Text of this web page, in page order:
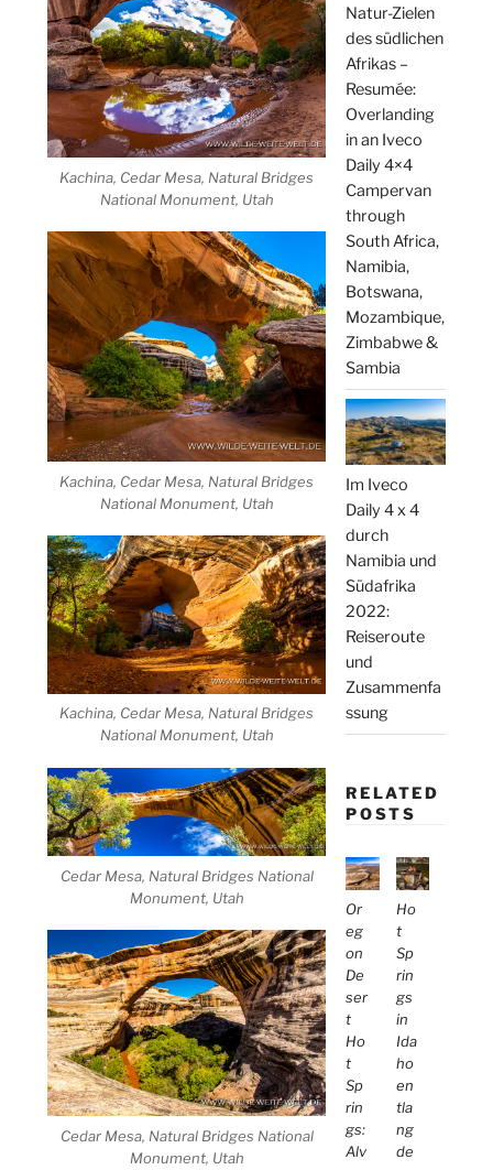
Kachina, Cedar Mesa, Natural Bridges
National Monument, Utah
Kachina, Cedar Mesa, Natural Bridges
National Monument, Utah
Kachina, Cedar Mesa, Natural Bridges
National Monument, Utah
Cedar Mesa, Natural Bridges National
Monument, Utah
Cedar Mesa, Natural Bridges National
Monument, Utah
Natur-Zielen
des südlichen
Afrikas –
Resumée:
Overlanding
in an Iveco
Daily 4×4
Campervan
through
South Africa,
Namibia,
Botswana,
Mozambique,
Zimbabwe &
Sambia
Im Iveco
Daily 4 x 4
durch
Namibia und
Südafrika
2022:
Reiseroute
und
Zusammenfa
ssung
RELATED
POSTS
Or
eg
on
De
ser
t
Ho
t
Sp
rin
gs:
Alv
Ho
t
Sp
rin
gs
in
Ida
ho
en
tla
ng
de